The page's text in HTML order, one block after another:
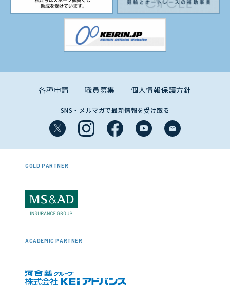
各種申請 職員募集 個人情報保護方針
SNS・メルマガで最新情報を受け取る
GOLD PARTNER
ACADEMIC PARTNER